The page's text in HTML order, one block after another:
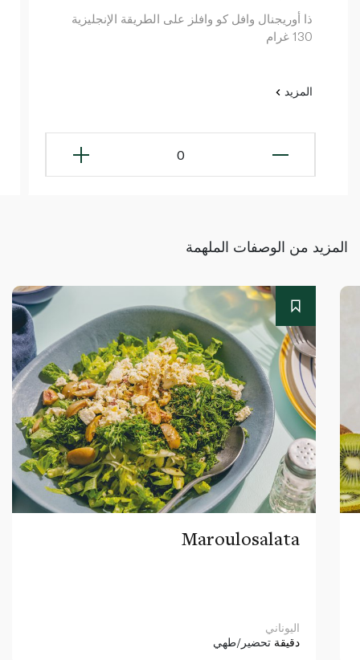
ذا أوريجنال وافل كو وافلز على الطريقة الإنجليزية
130 غرام
المزيد
0
المزيد من الوصفات الملهمة
Maroulosalata
اليوناني
دقيقة تحضير/طهي